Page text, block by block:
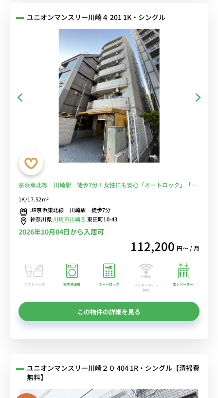
ユニオンマンスリー川崎４ 201 1K・シングル
京浜東北線 川崎駅 徒歩7分！女性にも安心「オートロック」「室
1K/17.52m²
JR京浜東北線 川崎駅 徒歩7分
神奈川県川崎市川崎区東田町10-43
2026年10月04日から入居可
112,200 円〜 / 月
バストイレ別 室内洗濯機 オートロック
インターネット
無料
エレベーター
この物件の詳細を見る
ユニオンマンスリー川崎２０ 404 1R・シングル【清掃費
無料】